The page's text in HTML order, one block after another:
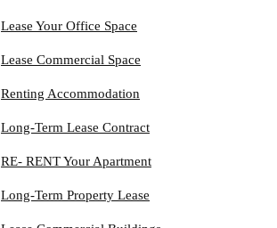
Lease Your Office Space
Lease Commercial Space
Renting Accommodation
Long-Term Lease Contract
RE- RENT Your Apartment
Long-Term Property Lease